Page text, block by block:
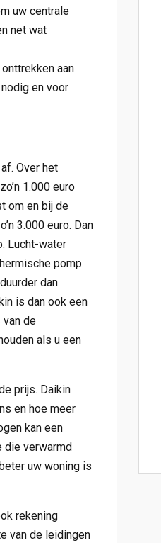
uw centrale
net wat
aan
en voor
Over het
1.000 euro
om en bij de
3.000 euro. Dan
Lucht-water
pomp
dan
is dan ook een
van de
als u een
prijs. Daikin
en hoe meer
kan een
die verwarmd
uw woning is
rekening
van de leidingen